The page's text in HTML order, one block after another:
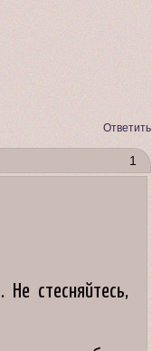
Ответить
1
стесняйтесь,